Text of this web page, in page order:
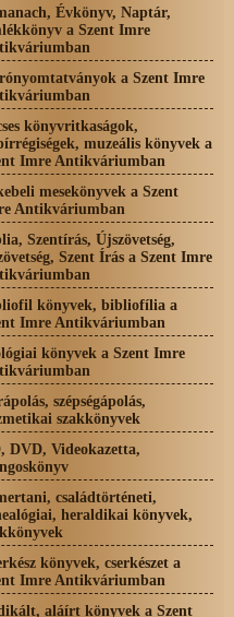
Évkönyv, Naptár,
a Szent Imre
a Szent Imre
könyvritkaságok,
muzeális könyvek a
Imre Antikváriumban
mesekönyvek a Szent
Antikváriumban
Szentírás, Újszövetség,
Szent Írás a Szent Imre
könyvek, bibliofília a
Imre Antikváriumban
könyvek a Szent Imre
szépségápolás,
szakkönyvek
DVD, Videokazetta,
családtörténeti,
heraldikai könyvek,
könyvek, cserkészet a
Imre Antikváriumban
aláírt könyvek a Szent